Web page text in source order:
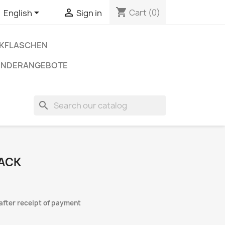
English  Sign in shopping_cart Cart (0)
search
receipt of payment